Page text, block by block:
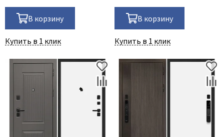
В корзину
Купить в 1 клик
В корзину
Купить в 1 клик